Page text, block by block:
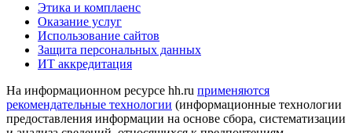
Этика и комплаенс
Оказание услуг
Использование сайтов
Защита персональных данных
ИТ аккредитация
На информационном ресурсе hh.ru применяются
рекомендательные технологии (информационные технологии
предоставления информации на основе сбора, систематизации